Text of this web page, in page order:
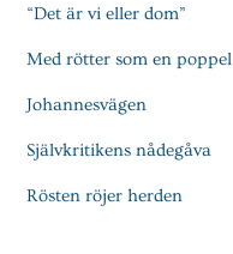
“Det är vi eller dom”
Med rötter som en poppel
Johannesvägen
Självkritikens nådegåva
Rösten röjer herden